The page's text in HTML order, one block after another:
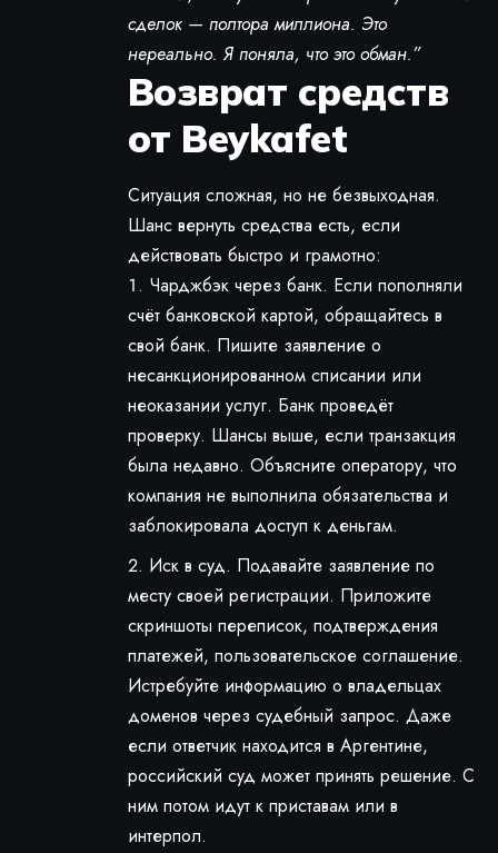
сделок — полтора миллиона. Это
нереально. Я поняла, что это обман.”
Возврат средств
от Beykafet
Ситуация сложная, но не безвыходная.
Шанс вернуть средства есть, если
действовать быстро и грамотно:
Чарджбэк через банк. Если пополняли
счёт банковской картой, обращайтесь в
свой банк. Пишите заявление о
несанкционированном списании или
неоказании услуг. Банк проведёт
проверку. Шансы выше, если транзакция
была недавно. Объясните оператору, что
компания не выполнила обязательства и
заблокировала доступ к деньгам.
Иск в суд. Подавайте заявление по
месту своей регистрации. Приложите
скриншоты переписок, подтверждения
платежей, пользовательское соглашение.
Истребуйте информацию о владельцах
доменов через судебный запрос. Даже
если ответчик находится в Аргентине,
российский суд может принять решение. С
ним потом идут к приставам или в
интерпол.